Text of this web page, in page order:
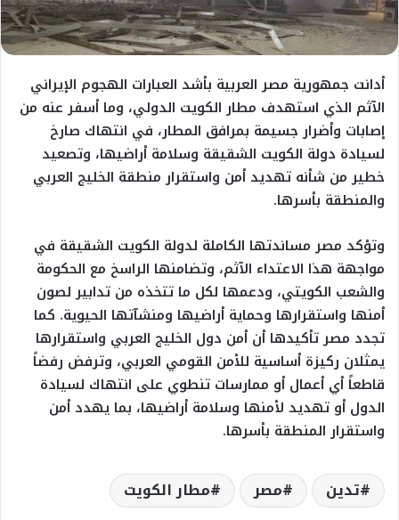
أدانت جمهورية مصر العربية بأشد العبارات الهجوم الإيراني
الآثم الذي استهدف مطار الكويت الدولي، وما أسفر عنه من
إصابات وأضرار جسيمة بمرافق المطار، في انتهاك صارخ
لسيادة دولة الكويت الشقيقة وسلامة أراضيها، وتصعيد
خطير من شأنه تهديد أمن واستقرار منطقة الخليج العربي
والمنطقة بأسرها.
وتؤكد مصر مساندتها الكاملة لدولة الكويت الشقيقة في
مواجهة هذا الاعتداء الآثم، وتضامنها الراسخ مع الحكومة
والشعب الكويتي، ودعمها لكل ما تتخذه من تدابير لصون
أمنها واستقرارها وحماية أراضيها ومنشآتها الحيوية. كما
تجدد مصر تأكيدها أن أمن دول الخليج العربي واستقرارها
يمثلان ركيزة أساسية للأمن القومي العربي، وترفض رفضاً
قاطعاً أي أعمال أو ممارسات تنطوي على انتهاك لسيادة
الدول أو تهديد لأمنها وسلامة أراضيها، بما يهدد أمن
واستقرار المنطقة بأسرها.
تدين مصر مطار الكويت